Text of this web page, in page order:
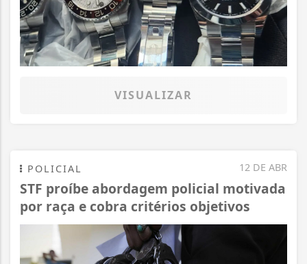
VISUALIZAR
12 DE ABR
POLICIAL
STF proíbe abordagem policial motivada
por raça e cobra critérios objetivos